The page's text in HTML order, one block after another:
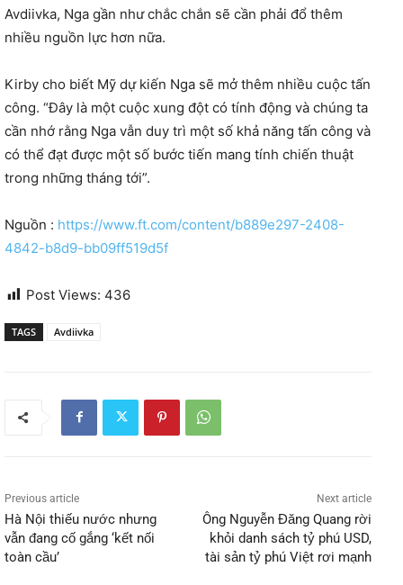
Avdiivka, Nga gần như chắc chắn sẽ cần phải đổ thêm
nhiều nguồn lực hơn nữa.
Kirby cho biết Mỹ dự kiến Nga sẽ mở thêm nhiều cuộc tấn
công. “Đây là một cuộc xung đột có tính động và chúng ta
cần nhớ rằng Nga vẫn duy trì một số khả năng tấn công và
có thể đạt được một số bước tiến mang tính chiến thuật
trong những tháng tới”.
Nguồn : https://www.ft.com/content/b889e297-2408-
4842-b8d9-bb09ff519d5f
Post Views: 436
TAGS Avdiivka
Previous article
Hà Nội thiếu nước nhưng
vẫn đang cố gắng ‘kết nối
toàn cầu’
Next article
Ông Nguyễn Đăng Quang rời
khỏi danh sách tỷ phú USD,
tài sản tỷ phú Việt rơi mạnh